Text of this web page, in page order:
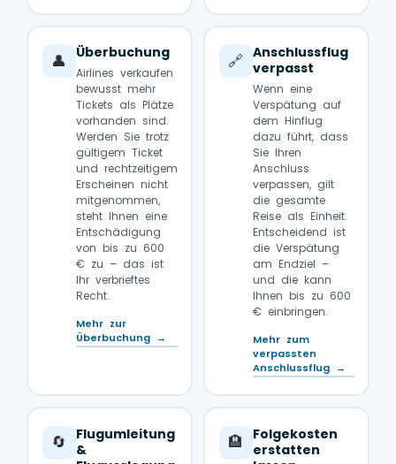
👤 Überbuchung
Airlines verkaufen
bewusst mehr
Tickets als Plätze
vorhanden sind.
Werden Sie trotz
gültigem Ticket
und rechtzeitigem
Erscheinen nicht
mitgenommen,
steht Ihnen eine
Entschädigung
von bis zu 600
€ zu – das ist
Ihr verbrieftes
Recht.
Mehr zur
Überbuchung →
🔗 Anschlussflug
verpasst
Wenn eine
Verspätung auf
dem Hinflug
dazu führt, dass
Sie Ihren
Anschluss
verpassen, gilt
die gesamte
Reise als Einheit.
Entscheidend ist
die Verspätung
am Endziel –
und die kann
Ihnen bis zu 600
€ einbringen.
Mehr zum
verpassten
Anschlussflug →
🔄
Flugumleitung
&
🏨
Folgekosten
erstatten